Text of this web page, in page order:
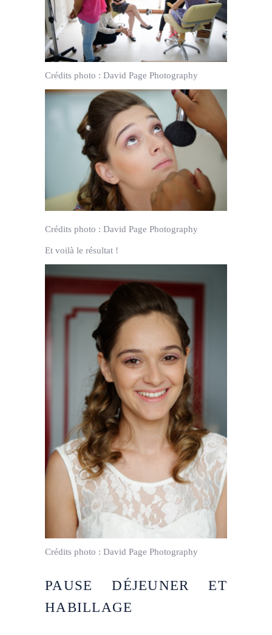
Crédits photo : David Page Photography
Crédits photo : David Page Photography
Et voilà le résultat !
Crédits photo : David Page Photography
PAUSE DÉJEUNER ET
HABILLAGE